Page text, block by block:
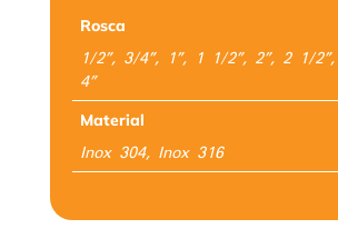
Rosca
1/2”, 3/4”, 1”, 1 1/2”, 2”, 2 1/
4”
Material
Inox 304, Inox 316